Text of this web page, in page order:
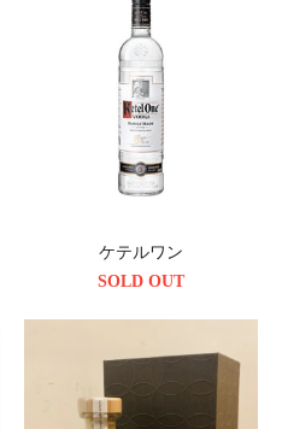
ケテルワン
SOLD OUT